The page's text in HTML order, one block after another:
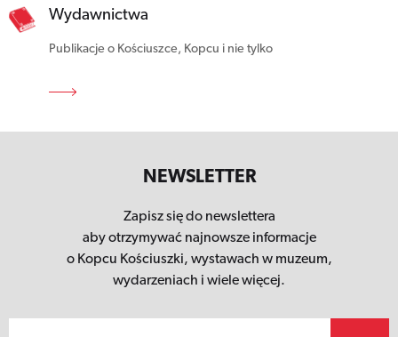
Wydawnictwa
Publikacje o Kościuszce, Kopcu i nie tylko
NEWSLETTER
Zapisz się do newslettera
aby otrzymywać najnowsze informacje
o Kopcu Kościuszki, wystawach w muzeum,
wydarzeniach i wiele więcej.